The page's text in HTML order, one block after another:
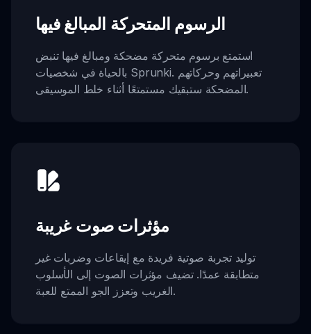
الرسوم المتحركة المبالغ فيها
استمتع برسوم متحركة مضحكة ومبالغ فيها تنبض
بالحياة في شخصيات Sprunki. تعبيراتهم وحركاتهم
المضحكة ستبقيك مستمتعًا أثناء خلط الموسيقى.
مؤثرات صوت غريبة
توليد تجربة صوتية فريدة مع إيقاعات وضربات غير
متطابقة عمدًا. تضيف مؤثرات الصوت إلى الأسلوب
الغريب وتعزز الجو الممتع للعبة.